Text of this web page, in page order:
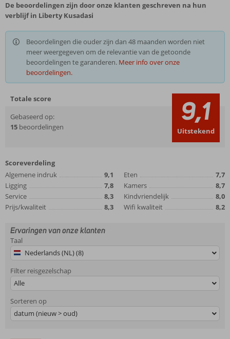
De beoordelingen zijn door onze klanten geschreven na hun
verblijf in Liberty Kusadasi
Beoordelingen die ouder zijn dan 48 maanden worden niet
meer weergegeven om de relevantie van de getoonde
beoordelingen te garanderen. Meer info over onze
beoordelingen.
Totale score
Gebaseerd op:
15 beoordelingen 9,1
Uitstekend
Scoreverdeling
Algemene indruk
9,1
Ligging
7,8
Service
8,3
Prijs/kwaliteit
8,3
Eten
7,7
Kamers
8,7
Kindvriendelijk
8,0
Wifi kwaliteit
8,2
Ervaringen van onze klanten
Taal
Nederlands (NL) (8)
Filter reisgezelschap
Alle
Sorteren op
datum (nieuw > oud)